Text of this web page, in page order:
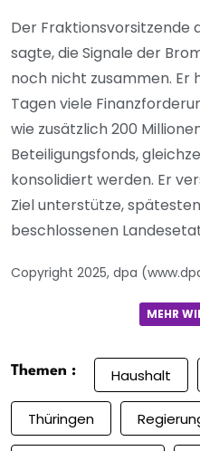
Der Fraktionsvorsitzende
sagte, die Signale der
noch nicht zusammen. Er
Tagen viele
wie zusätzlich 200
Beteiligungsfonds,
konsolidiert werden. Er
Ziel unterstütze,
beschlossenen
Copyright 2025, dpa
MEHR
Themen : Haushalt
Thüringen